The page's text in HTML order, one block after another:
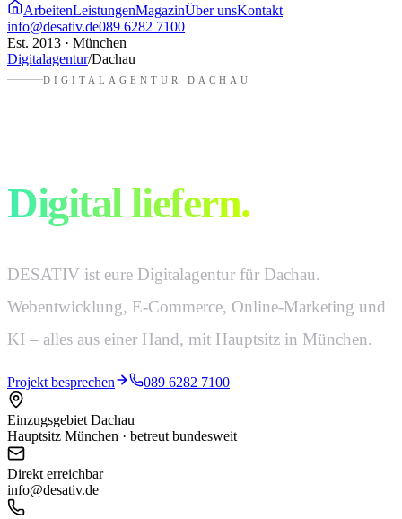
ArbeitenLeistungenMagazinÜber unsKontakt
info@desativ.de089 6282 7100
Est. 2013 · München
Digitalagentur/Dachau
DIGITALAGENTUR DACHAU
Digital liefern.
DESATIV ist eure Digitalagentur für Dachau.
Webentwicklung, E-Commerce, Online-Marketing und
KI – alles aus einer Hand, mit Hauptsitz in München.
Projekt besprechen 089 6282 7100
Einzugsgebiet Dachau
Hauptsitz München · betreut bundesweit
Direkt erreichbar
info@desativ.de